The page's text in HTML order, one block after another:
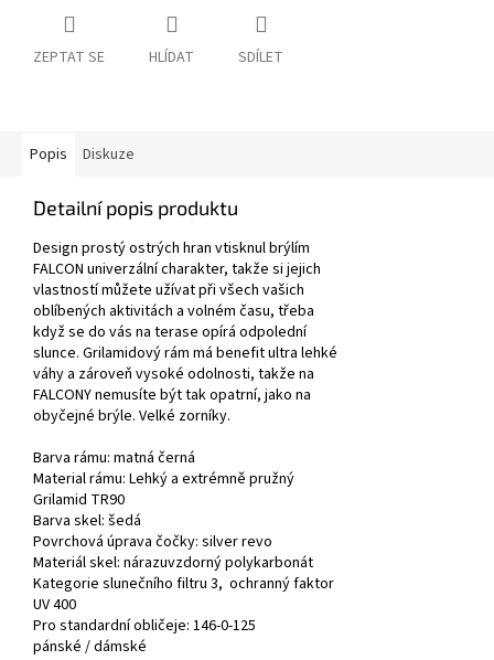
ZEPTAT SE HLÍDAT SDÍLET
Popis Diskuze
Detailní popis produktu
Design prostý ostrých hran vtisknul brýlím
FALCON univerzální charakter, takže si jejich
vlastností můžete užívat při všech vašich
oblíbených aktivitách a volném času, třeba
když se do vás na terase opírá odpolední
slunce. Grilamidový rám má benefit ultra lehké
váhy a zároveň vysoké odolnosti, takže na
FALCONY nemusíte být tak opatrní, jako na
obyčejné brýle. Velké zorníky.
Barva rámu: matná černá
Material rámu: Lehký a extrémně pružný
Grilamid TR90
Barva skel: šedá
Povrchová úprava čočky: silver revo
Materiál skel: nárazuvzdorný polykarbonát
Kategorie slunečního filtru 3, ochranný faktor
UV 400
Pro standardní obličeje: 146-0-125
pánské /dámské